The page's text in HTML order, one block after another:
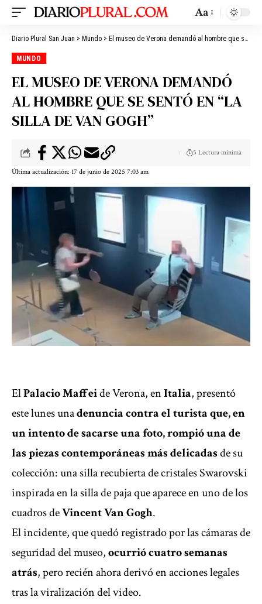
Aa
Diario Plural San Juan > Mundo > El museo de Verona demandó al hombre que se sentó en “la silla de Van Gogh”
MUNDO
EL MUSEO DE VERONA DEMANDÓ
AL HOMBRE QUE SE SENTÓ EN “LA
SILLA DE VAN GOGH”
Última actualización: 17 de junio de 2025 7:03 am
5 Lectura mínima
ElPalacio Maffeide Verona, enItalia, presentó
este lunes unadenuncia contra elturistaque, en
un intento de sacarse una foto, rompió una de
las piezas contemporáneas más delicadasde su
colección: una silla recubierta de cristales Swarovski
inspirada en la silla de paja que aparece en uno de los
cuadros deVincent Van Gogh.
El incidente, que quedó registrado por las cámaras de
seguridad del museo,ocurrió cuatro semanas
atrás, pero recién ahora derivó en acciones legales
tras la viralización del video.